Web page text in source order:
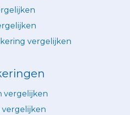
vergelijken
vergelijken
vergelijken